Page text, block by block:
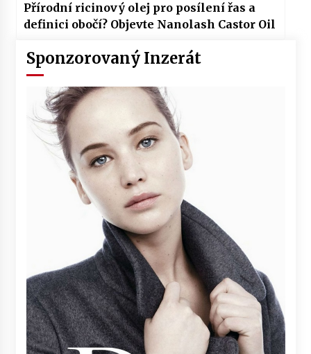
Přírodní ricinový olej pro posílení řas a
definici obočí? Objevte Nanolash Castor Oil
Sponzorovaný Inzerát